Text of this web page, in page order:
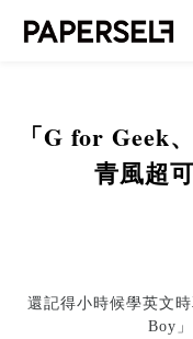
「G for Geek
青風超
還記得小時候學英文
Boy